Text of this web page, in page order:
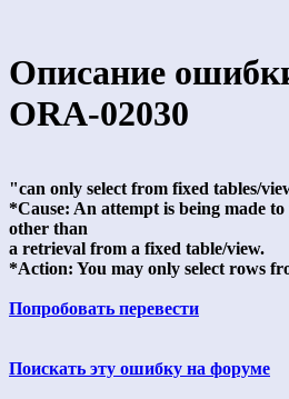
Описание
ORA-02030
"can only select from fixed tables/
*Cause: An attempt is being made
other than
a retrieval from a fixed table/view.
*Action: You may only select rows
Попробовать перевести
Поискать эту ошибку на форуме